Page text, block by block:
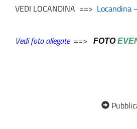
VEDI LOCANDINA ==> Locandina
Vedi foto allegate==> FOTO